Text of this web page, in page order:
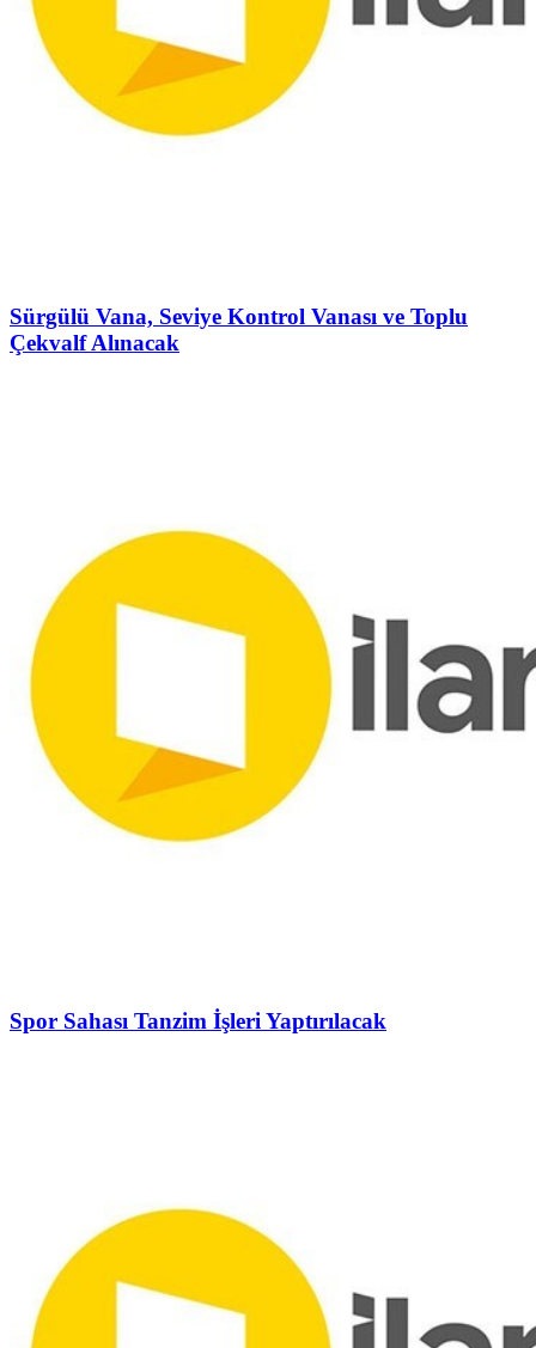
Sürgülü Vana, Seviye Kontrol Vanası ve Toplu
Çekvalf Alınacak
Spor Sahası Tanzim İşleri Yaptırılacak